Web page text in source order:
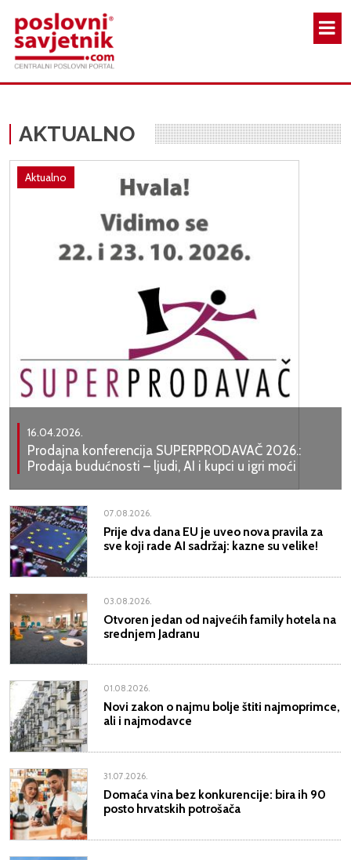
AKTUALNO
Aktualno
16.04.2026.
Prodajna konferencija SUPERPRODAVAČ 2026.:
Prodaja budućnosti – ljudi, AI i kupci u igri moći
07.08.2026.
Prije dva dana EU je uveo nova pravila za
sve koji rade AI sadržaj: kazne su velike!
03.08.2026.
Otvoren jedan od najvećih family hotela na
srednjem Jadranu
01.08.2026.
Novi zakon o najmu bolje štiti najmoprimce,
ali i najmodavce
31.07.2026.
Domaća vina bez konkurencije: bira ih 90
posto hrvatskih potrošača